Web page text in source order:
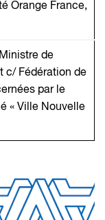
Orange France,
Ministre de
c/ Fédération de
par le
« Ville Nouvelle